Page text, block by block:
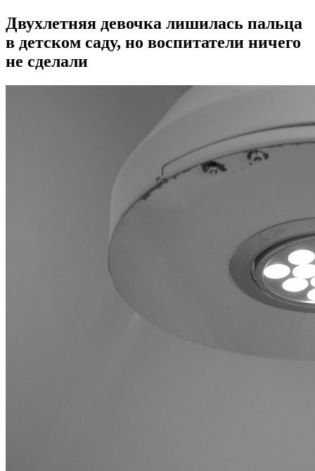
Двухлетняя девочка лишилась пальца
в детском саду, но воспитатели ничего
не сделали